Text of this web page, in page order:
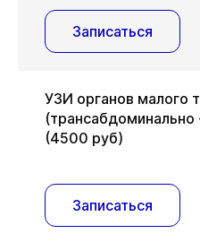
Записаться
УЗИ органов малого
(трансабдоминально
(4500 руб)
Записаться